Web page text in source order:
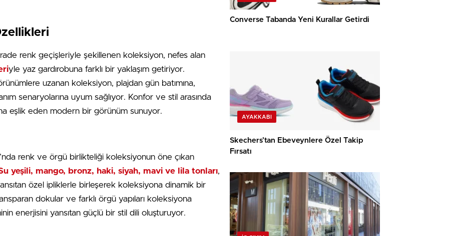
renk geçişleriyle şekillenen koleksiyon, nefes alan
yle yaz gardırobuna farklı bir yaklaşım getiriyor.
uzanan koleksiyon, plajdan gün batımına,
senaryolarına uyum sağlıyor. Konfor ve stil arasında
eşlik eden modern bir görünüm sunuyor.
renk ve örgü birlikteliği koleksiyonun öne çıkan
yeşili, mango, bronz, haki, siyah, mavi ve lila tonları,
özel ipliklerle birleşerek koleksiyona dinamik bir
dokular ve farklı örgü yapıları koleksiyona
enerjisini yansıtan güçlü bir stil dili oluşturuyor.
Converse Tabanda Yeni Kurallar Getirdi
AYAKKABI
Skechers’tan Ebeveynlere Özel Takip
Fırsatı